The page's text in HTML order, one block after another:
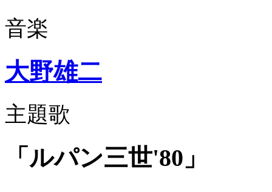
音楽
大野雄二
主題歌
「ルパン三世'80」